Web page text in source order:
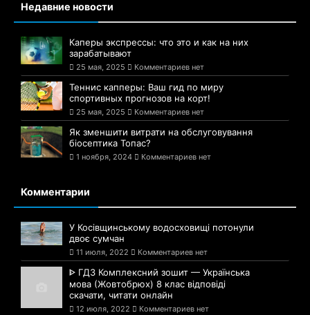
Недавние новости
Каперы экспрессы: что это и как на них
зарабатывают
25 мая, 2025 Комментариев нет
Теннис капперы: Ваш гид по миру
спортивных прогнозов на корт!
25 мая, 2025 Комментариев нет
Як зменшити витрати на обслуговування
біосептика Топас?
1 ноября, 2024 Комментариев нет
Комментарии
У Косівщинському водосховищі потонули
двоє сумчан
11 июля, 2022 Комментариев нет
ᐈ ГДЗ Комплексний зошит — Українська
мова (Жовтобрюх) 8 клас відповіді
скачати, читати онлайн
12 июля, 2022 Комментариев нет